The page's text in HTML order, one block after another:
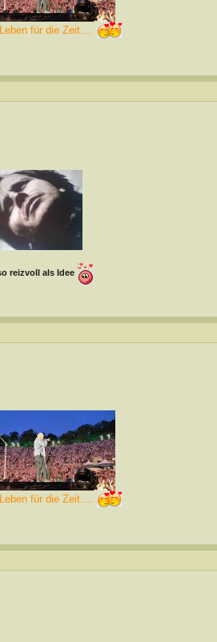
für die Zeit....
reizvoll als Idee
für die Zeit....